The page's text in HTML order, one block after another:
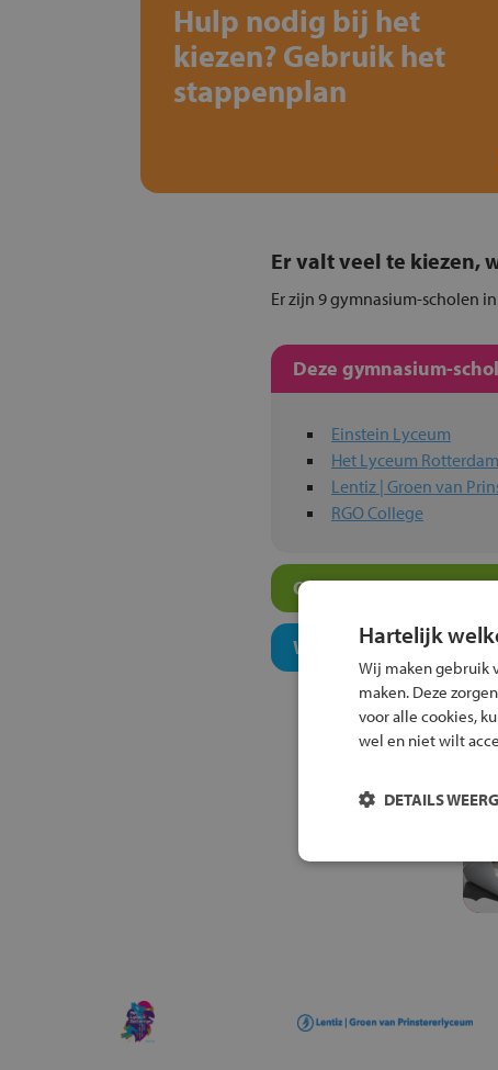
Hulp nodig bij het
kiezen? Gebruik het
stappenplan
Er valt veel te kiezen,
Er zijn 9 gymnasium-scholen
Deze gymnasium-
Einstein Lyceum
Het Lyceum Rotterdam
Lentiz | Groen van
RGO College
Overige gymnasium-
Welk Hartelijk
Wij maken gebruik
maken. Deze
voor alle cookies,
wel en niet wilt
DETAILS